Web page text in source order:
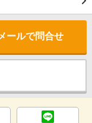
ールで問合せ